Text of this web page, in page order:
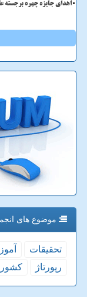
اهدای جایزه چهره برجسته
موضوع های
تحقیقات
رپورتاژ
كشور